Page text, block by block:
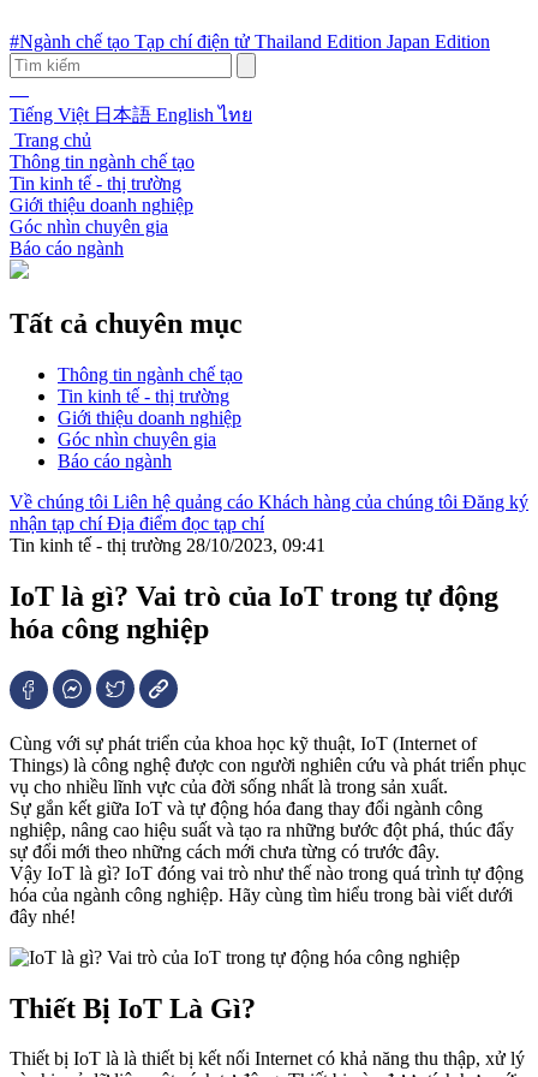
#Ngành chế tạo Tạp chí điện tử Thailand Edition Japan Edition
Tiếng Việt 日本語 Englishไทย
Trang chủ
Thông tin ngành chế tạo
Tin kinh tế - thị trường
Giới thiệu doanh nghiệp
Góc nhìn chuyên gia
Báo cáo ngành
Tất cả chuyên mục
Thông tin ngành chế tạo
Tin kinh tế - thị trường
Giới thiệu doanh nghiệp
Góc nhìn chuyên gia
Báo cáo ngành
Về chúng tôi Liên hệ quảng cáo Khách hàng của chúng tôi Đăng ký
nhận tạp chíĐịa điểm đọc tạp chí
Tin kinh tế - thị trường 28/10/2023, 09:41
IoT là gì? Vai trò của IoT trong tự động
hóa công nghiệp
Cùng với sự phát triển của khoa học kỹ thuật, IoT (Internet of
Things) là công nghệ được con người nghiên cứu và phát triển phục
vụ cho nhiều lĩnh vực của đời sống nhất là trong sản xuất.
Sự gắn kết giữa IoT và tự động hóa đang thay đổi ngành công
nghiệp, nâng cao hiệu suất và tạo ra những bước đột phá, thúc đẩy
sự đổi mới theo những cách mới chưa từng có trước đây.
Vậy IoT là gì? IoT đóng vai trò như thế nào trong quá trình tự động
hóa của ngành công nghiệp. Hãy cùng tìm hiểu trong bài viết dưới
đây nhé!
Thiết Bị IoT Là Gì?
Thiết bị IoT là là thiết bị kết nối Internet có khả năng thu thập, xử lý